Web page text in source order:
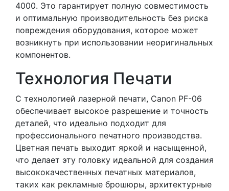
4000. Это гарантирует полную совместимость
и оптимальную производительность без риска
повреждения оборудования, которое может
возникнуть при использовании неоригинальных
компонентов.
Технология Печати
С технологией лазерной печати, Canon PF-06
обеспечивает высокое разрешение и точность
деталей, что идеально подходит для
профессионального печатного производства.
Цветная печать выходит яркой и насыщенной,
что делает эту головку идеальной для создания
высококачественных печатных материалов,
таких как рекламные брошюры, архитектурные